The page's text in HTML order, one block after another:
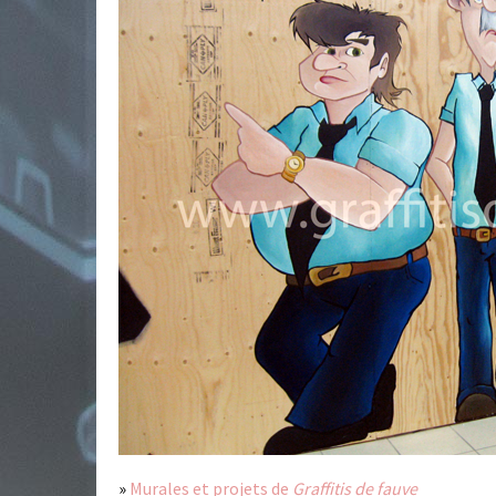
» Murales et projets de Graffitis de fauve